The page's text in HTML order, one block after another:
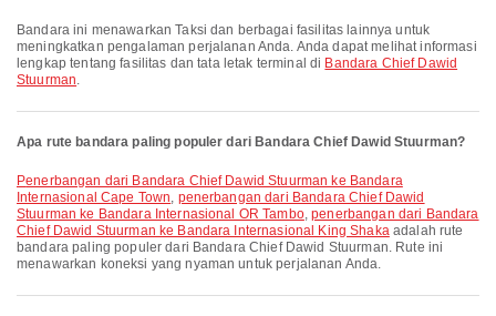
Bandara ini menawarkan Taksi dan berbagai fasilitas lainnya untuk
meningkatkan pengalaman perjalanan Anda. Anda dapat melihat informasi
lengkap tentang fasilitas dan tata letak terminal di Bandara Chief Dawid
Stuurman.
Apa rute bandara paling populer dari Bandara Chief Dawid Stuurman?
penerbangan dari Bandara Chief Dawid Stuurman ke Bandara
Internasional Cape Town, penerbangan dari Bandara Chief Dawid
Stuurman ke Bandara Internasional OR Tambo,penerbangan dari Bandara
Chief Dawid Stuurman ke Bandara Internasional King Shakaadalah rute
bandara paling populer dari Bandara Chief Dawid Stuurman. Rute ini
menawarkan koneksi yang nyaman untuk perjalanan Anda.